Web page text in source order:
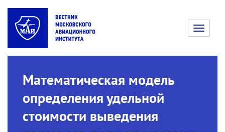
Toggle
Математическая модель
определения удельной
стоимости выведения